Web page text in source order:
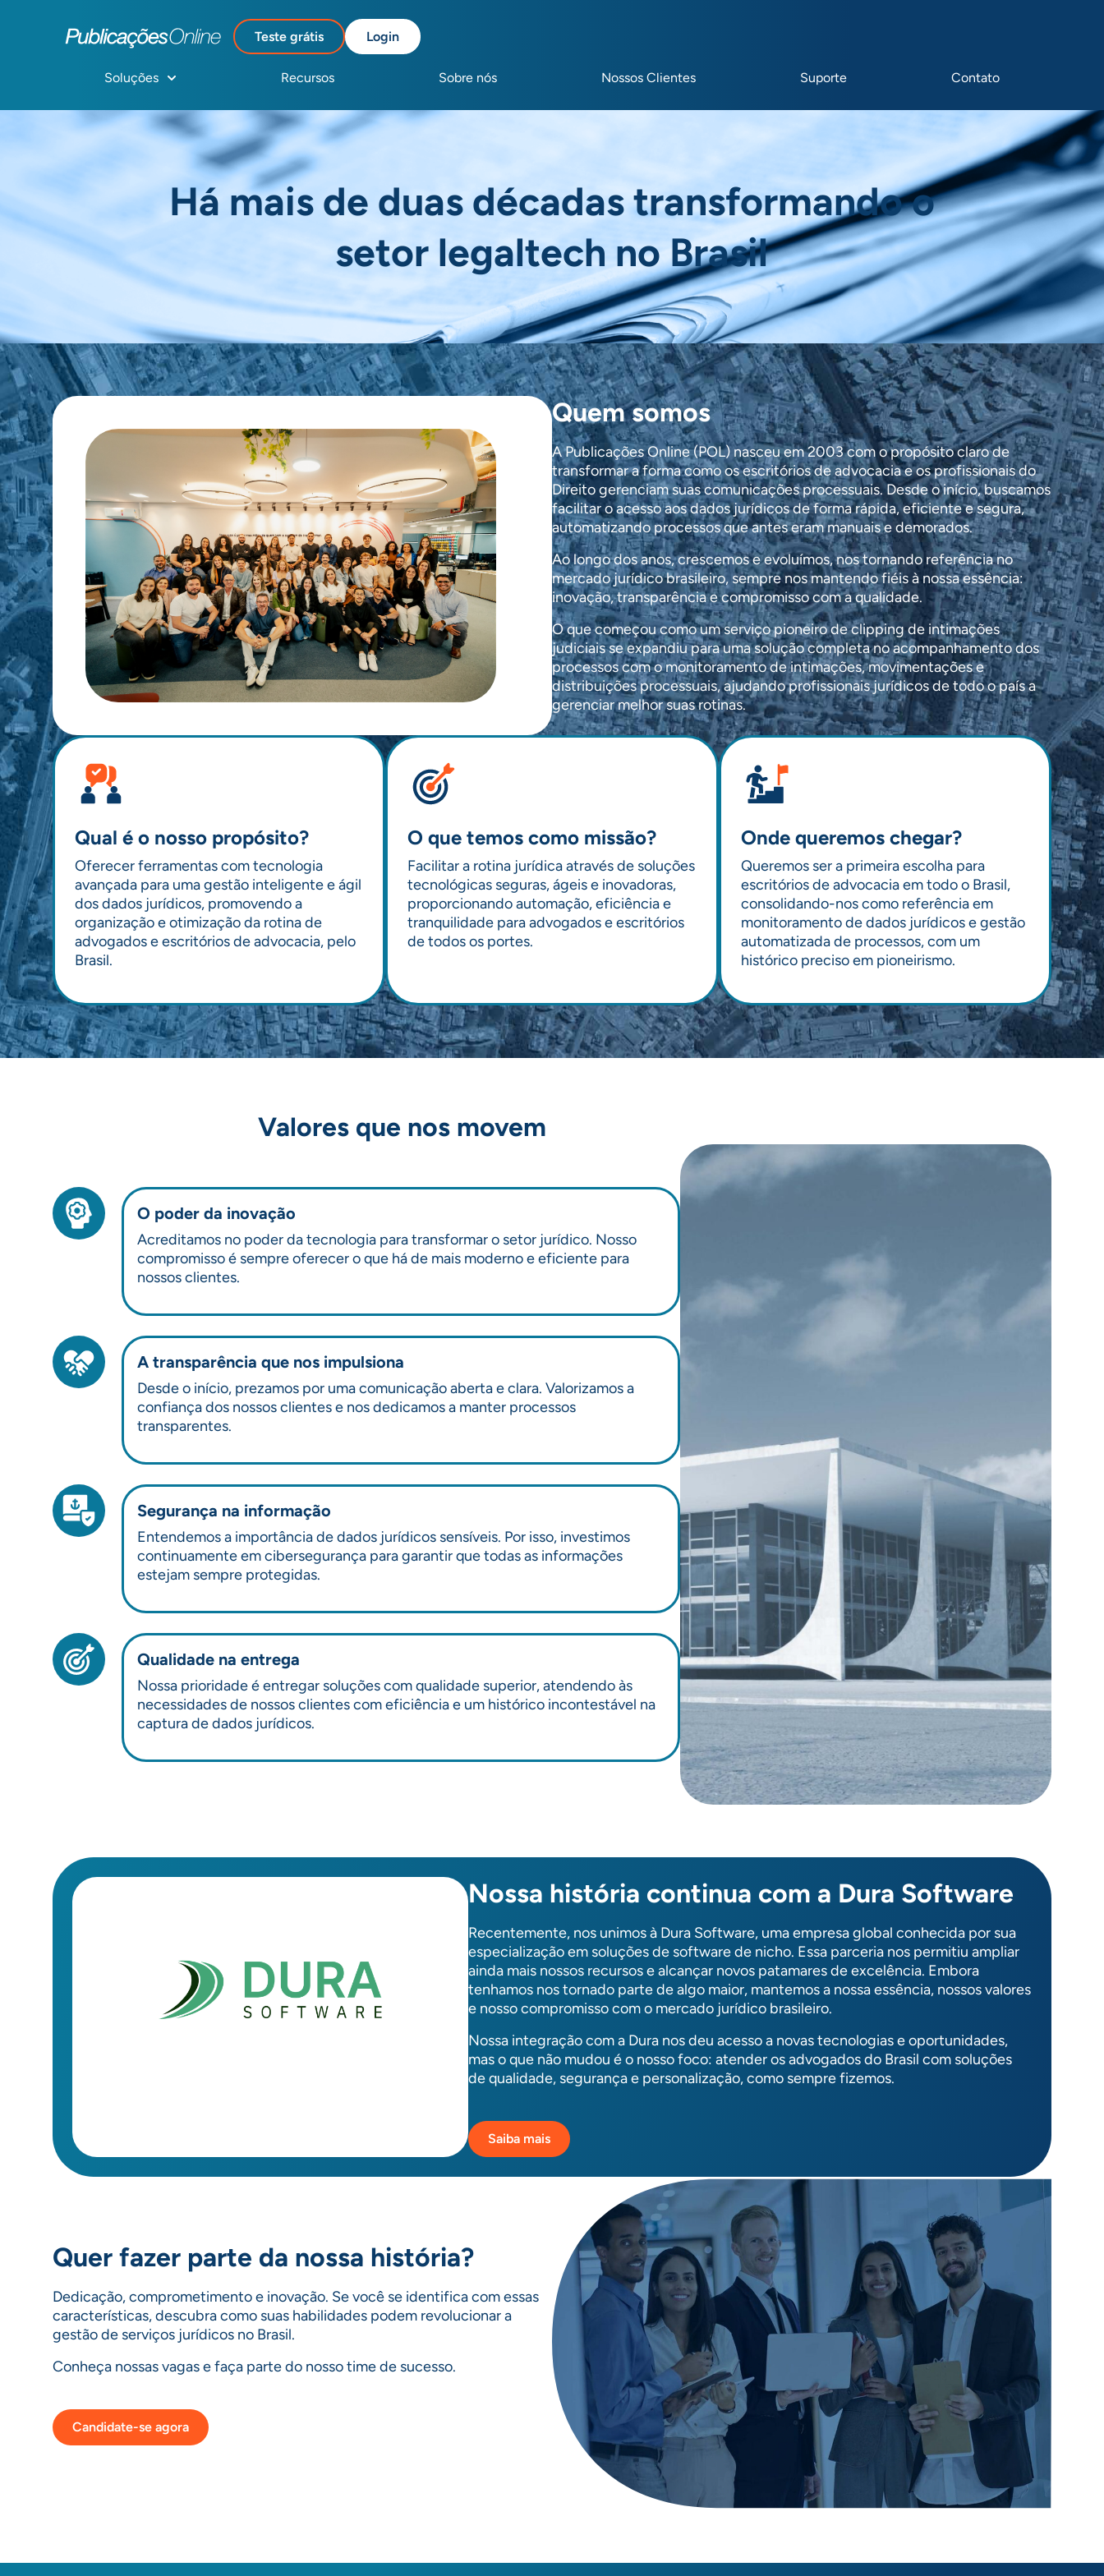
Teste grátis Login
Soluções Recursos Sobre nós Nossos Clientes Suporte Contato
Há mais de duas décadas transformando o
setor legaltech no Brasil
Quem somos
A Publicações Online (POL) nasceu em 2003 com o propósito claro de
transformar a forma como os escritórios de advocacia e os profissionais do
Direito gerenciam suas comunicações processuais. Desde o início, buscamos
facilitar o acesso aos dados jurídicos de forma rápida, eficiente e segura,
automatizando processos que antes eram manuais e demorados.
Ao longo dos anos, crescemos e evoluímos, nos tornando referência no
mercado jurídico brasileiro, sempre nos mantendo fiéis à nossa essência:
inovação, transparência e compromisso com a qualidade.
O que começou como um serviço pioneiro de clipping de intimações
judiciais se expandiu para uma solução completa no acompanhamento dos
processos com o monitoramento de intimações, movimentações e
distribuições processuais, ajudando profissionais jurídicos de todo o país a
gerenciar melhor suas rotinas.
Qual é o nosso propósito?
Oferecer ferramentas com tecnologia
avançada para uma gestão inteligente e ágil
dos dados jurídicos, promovendo a
organização e otimização da rotina de
advogados e escritórios de advocacia, pelo
Brasil.
O que temos como missão?
Facilitar a rotina jurídica através de soluções
tecnológicas seguras, ágeis e inovadoras,
proporcionando automação, eficiência e
tranquilidade para advogados e escritórios
de todos os portes.
Onde queremos chegar?
Queremos ser a primeira escolha para
escritórios de advocacia em todo o Brasil,
consolidando-nos como referência em
monitoramento de dados jurídicos e gestão
automatizada de processos, com um
histórico preciso em pioneirismo.
Valores que nos movem
O poder da inovação
Acreditamos no poder da tecnologia para transformar o setor jurídico. Nosso
compromisso é sempre oferecer o que há de mais moderno e eficiente para
nossos clientes.
A transparência que nos impulsiona
Desde o início, prezamos por uma comunicação aberta e clara. Valorizamos a
confiança dos nossos clientes e nos dedicamos a manter processos
transparentes.
Segurança na informação
Entendemos a importância de dados jurídicos sensíveis. Por isso, investimos
continuamente em cibersegurança para garantir que todas as informações
estejam sempre protegidas.
Qualidade na entrega
Nossa prioridade é entregar soluções com qualidade superior, atendendo às
necessidades de nossos clientes com eficiência e um histórico incontestável na
captura de dados jurídicos.
Nossa história continua com a Dura Software
Recentemente, nos unimos à Dura Software, uma empresa global conhecida por sua
especialização em soluções de software de nicho. Essa parceria nos permitiu ampliar
ainda mais nossos recursos e alcançar novos patamares de excelência. Embora
tenhamos nos tornado parte de algo maior, mantemos a nossa essência, nossos valores
e nosso compromisso com o mercado jurídico brasileiro.
Nossa integração com a Dura nos deu acesso a novas tecnologias e oportunidades,
mas o que não mudou é o nosso foco: atender os advogados do Brasil com soluções
de qualidade, segurança e personalização, como sempre fizemos.
Saiba mais
Quer fazer parte da nossa história?
Dedicação, comprometimento e inovação. Se você se identifica com essas
características, descubra como suas habilidades podem revolucionar a
gestão de serviços jurídicos no Brasil.
Conheça nossas vagas e faça parte do nosso time de sucesso.
Candidate-se agora